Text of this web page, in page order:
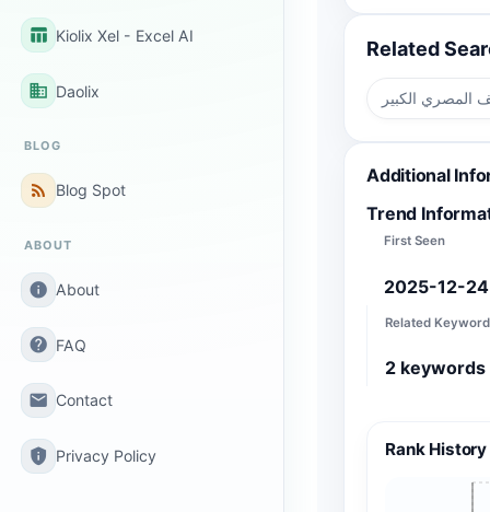
table_chart Kiolix Xel - Excel AI
business Daolix
BLOG
rss_feed Blog Spot
ABOUT
info About
help FAQ
email Contact
privacy_tip Privacy Policy
Related
المصري الكبير
Additional
Trend
First Seen
2025-12-24
Related
2 keywords
Rank History